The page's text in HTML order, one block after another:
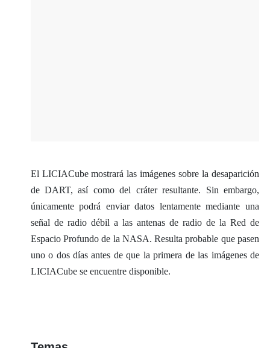
El LICIACube mostrará las imágenes sobre la desaparición
de DART, así como del cráter resultante. Sin embargo,
únicamente podrá enviar datos lentamente mediante una
señal de radio débil a las antenas de radio de la Red de
Espacio Profundo de la NASA. Resulta probable que pasen
uno o dos días antes de que la primera de las imágenes de
LICIACube se encuentre disponible.